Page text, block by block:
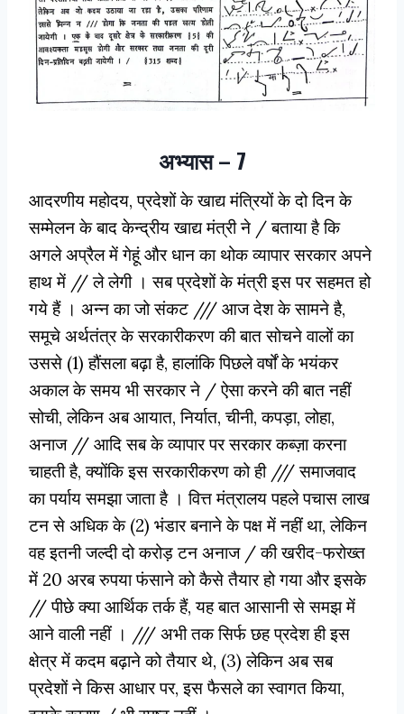
अभ्यास – 7
आदरणीय महोदय, प्रदेशों के खाद्य मंत्रियों के दो दिन के
सम्मेलन के बाद केन्द्रीय खाद्य मंत्री ने / बताया है कि
अगले अप्रैल में गेहूं और धान का थोक व्यापार सरकार अपने
हाथ में // ले लेगी । सब प्रदेशों के मंत्री इस पर सहमत हो
गये हैं । अन्न का जो संकट /// आज देश के सामने है,
समूचे अर्थतंत्र के सरकारीकरण की बात सोचने वालों का
उससे (1) हौंसला बढ़ा है, हालांकि पिछले वर्षों के भयंकर
अकाल के समय भी सरकार ने / ऐसा करने की बात नहीं
सोची, लेकिन अब आयात, निर्यात, चीनी, कपड़ा, लोहा,
अनाज // आदि सब के व्यापार पर सरकार कब्ज़ा करना
चाहती है, क्योंकि इस सरकारीकरण को ही /// समाजवाद
का पर्याय समझा जाता है । वित्त मंत्रालय पहले पचास लाख
टन से अधिक के (2) भंडार बनाने के पक्ष में नहीं था, लेकिन
वह इतनी जल्दी दो करोड़ टन अनाज / की खरीद-फरोख्त
में 20 अरब रुपया फंसाने को कैसे तैयार हो गया और इसके
// पीछे क्या आर्थिक तर्क हैं, यह बात आसानी से समझ में
आने वाली नहीं । /// अभी तक सिर्फ छह प्रदेश ही इस
क्षेत्र में कदम बढ़ाने को तैयार थे, (3) लेकिन अब सब
प्रदेशों ने किस आधार पर, इस फैसले का स्वागत किया,